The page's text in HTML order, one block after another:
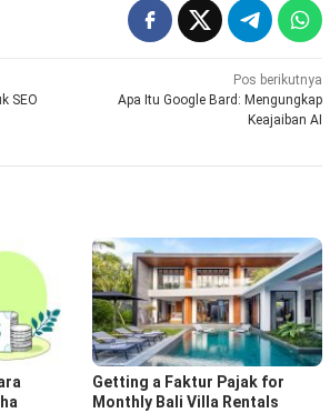
SEO
Pos berikutnya
Apa Itu Google Bard: Mengungkap
Keajaiban AI
Getting a Faktur Pajak for
Monthly Bali Villa Rentals